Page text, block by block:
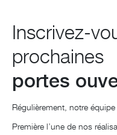
Inscrivez-
prochaines
portes
Régulièrement, notre
Première l’une de nos